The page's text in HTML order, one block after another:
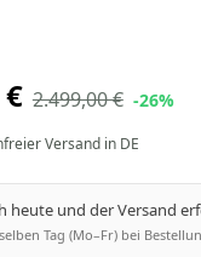
2.499,00 € -26%
Versand in DE
heute und der Versand
Tag (Mo–Fr) bei